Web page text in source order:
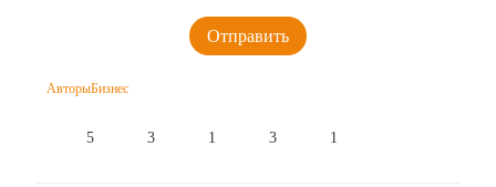
АвторыБизнес
5 3 1 3 1